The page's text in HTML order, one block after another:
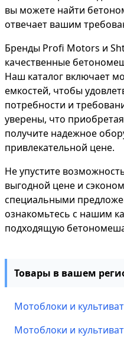
вы можете найти
отвечает вашим
Бренды Profi Motors и
качественные
Наш каталог включает
емкостей, чтобы
потребности и
уверены, что
получите надежное
привлекательной цене.
Не упустите
выгодной цене и
специальными
ознакомьтесь с нашим
подходящую
Товары в вашем
Мотоблоки и
Мотоблоки и